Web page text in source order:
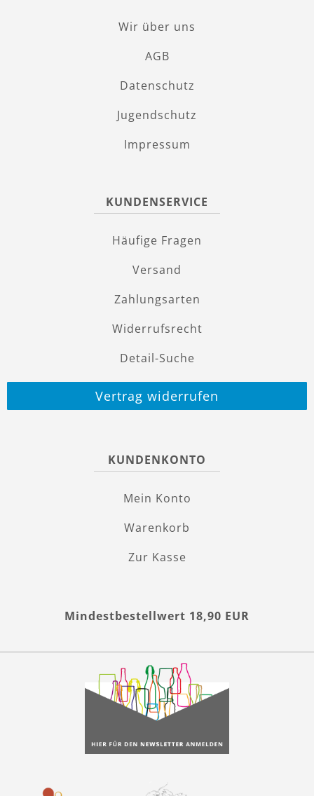
Wir über uns
AGB
Datenschutz
Jugendschutz
Impressum
KUNDENSERVICE
Häufige Fragen
Versand
Zahlungsarten
Widerrufsrecht
Detail-Suche
Vertrag widerrufen
KUNDENKONTO
Mein Konto
Warenkorb
Zur Kasse
Mindestbestellwert 18,90 EUR